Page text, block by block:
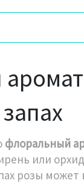
флоральный
или
розы